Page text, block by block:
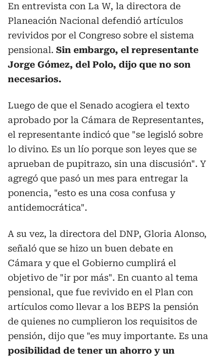
En entrevista con La W, la directora de
Planeación Nacional defendió artículos
revividos por el Congreso sobre el sistema
pensional. Sin embargo, el representante
Jorge Gómez, del Polo, dijo que no son
necesarios.
Luego de que el Senado acogiera el texto
aprobado por la Cámara de Representantes,
el representante indicó que "se legisló sobre
lo divino. Es un lío porque son leyes que se
aprueban de pupitrazo, sin una discusión". Y
agregó que pasó un mes para entregar la
ponencia, "esto es una cosa confusa y
antidemocrática".
A su vez, la directora del DNP, Gloria Alonso,
señaló que se hizo un buen debate en
Cámara y que el Gobierno cumplirá el
objetivo de "ir por más". En cuanto al tema
pensional, que fue revivido en el Plan con
artículos como llevar a los BEPS la pensión
de quienes no cumplieron los requisitos de
pensión, dijo que "es muy importante. Es una
posibilidad de tener un ahorro y un